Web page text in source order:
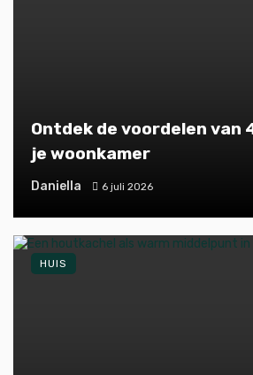
Ontdek de voordelen van
je woonkamer
Daniella 6 juli 2026
HUIS